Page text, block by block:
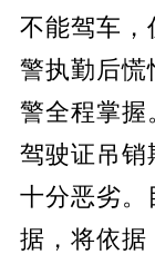
不能驾车，
警执勤后慌
警全程掌握
驾驶证吊销
十分恶劣。
据，将依据